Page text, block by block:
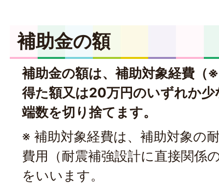
補助金の額
補助金の額は、補助対象経費（
得た額又は20万円のいずれか
端数を切り捨てます。
※ 補助対象経費は、補助対象の
費用（耐震補強設計に直接関係
をいいます。